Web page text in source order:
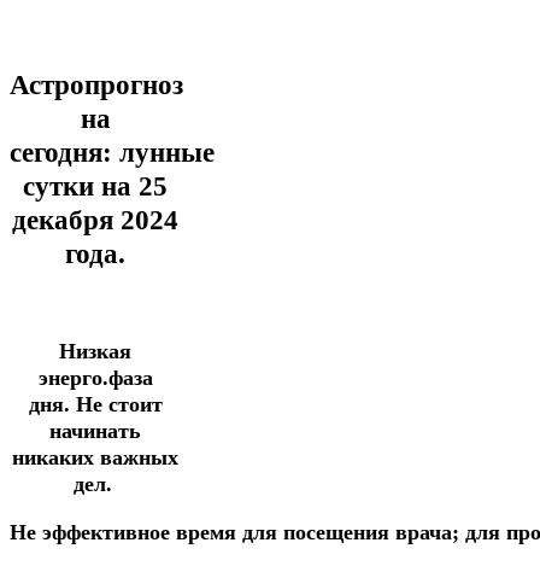
Астропрогноз
на
сегодня: лунные
сутки на 25
декабря 2024
года.
Низкая
энерго.фаза
дня. Не стоит
начинать
никаких важных
дел.
Не эффективное время для посещения врача; для